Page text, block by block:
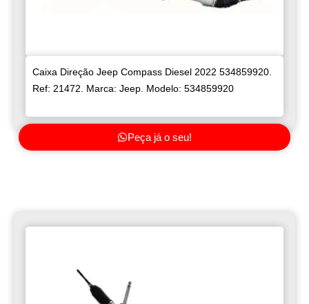
Caixa Direção Jeep Compass Diesel 2022 534859920.
Ref: 21472. Marca: Jeep. Modelo: 534859920
Peça já o seu!